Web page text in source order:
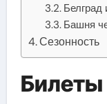
Белград
Башня
Сезонность